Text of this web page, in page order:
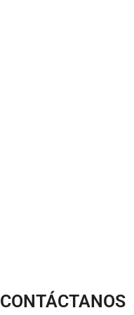
CONTÁCTANOS